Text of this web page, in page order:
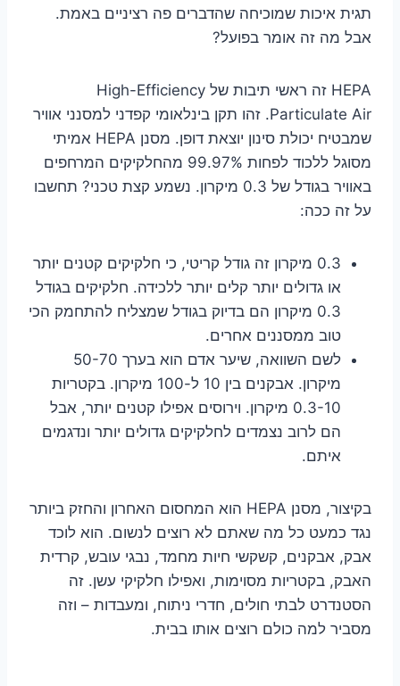
תגית איכות שמוכיחה שהדברים פה רציניים באמת.
אבל מה זה אומר בפועל?
HEPA זה ראשי תיבות של High-Efficiency
Particulate Air. זהו תקן בינלאומי קפדני למסנני אוויר
שמבטיח יכולת סינון יוצאת דופן. מסנן HEPA אמיתי
מסוגל ללכוד לפחות 99.97% מהחלקיקים המרחפים
באוויר בגודל של 0.3 מיקרון. נשמע קצת טכני? תחשבו
על זה ככה:
0.3 מיקרון זה גודל קריטי, כי חלקיקים קטנים יותר
או גדולים יותר קלים יותר ללכידה. חלקיקים בגודל
0.3 מיקרון הם בדיוק בגודל שמצליח להתחמק הכי
טוב ממסננים אחרים.
לשם השוואה, שיער אדם הוא בערך 50-70
מיקרון. אבקנים בין 10 ל-100 מיקרון. בקטריות
0.3-10 מיקרון. וירוסים אפילו קטנים יותר, אבל
הם לרוב נצמדים לחלקיקים גדולים יותר ונדגמים
איתם.
בקיצור, מסנן HEPA הוא המחסום האחרון והחזק ביותר
נגד כמעט כל מה שאתם לא רוצים לנשום. הוא לוכד
אבק, אבקנים, קשקשי חיות מחמד, נבגי עובש, קרדית
האבק, בקטריות מסוימות, ואפילו חלקיקי עשן. זה
הסטנדרט לבתי חולים, חדרי ניתוח, ומעבדות – וזה
מסביר למה כולם רוצים אותו בבית.